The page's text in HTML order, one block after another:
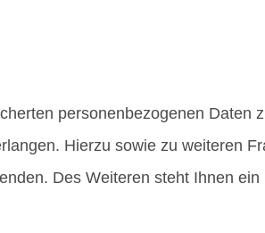
personenbezogenen Daten
Hierzu sowie zu weiteren
Des Weiteren steht Ihnen ein